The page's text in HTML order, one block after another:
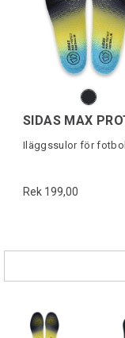
Iläggssulor för fotboll
Rek 199,00